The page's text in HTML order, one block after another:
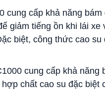
cung cấp khả năng
giảm tiếng ồn khi lái
biệt, công thức cao
cung cấp khả năng
chất cao su đặc biệt